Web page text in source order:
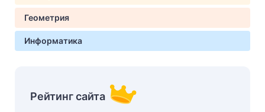
Геометрия
Информатика
Рейтинг сайта